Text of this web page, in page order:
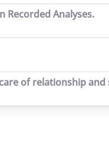
Recorded Analyses.
of relationship